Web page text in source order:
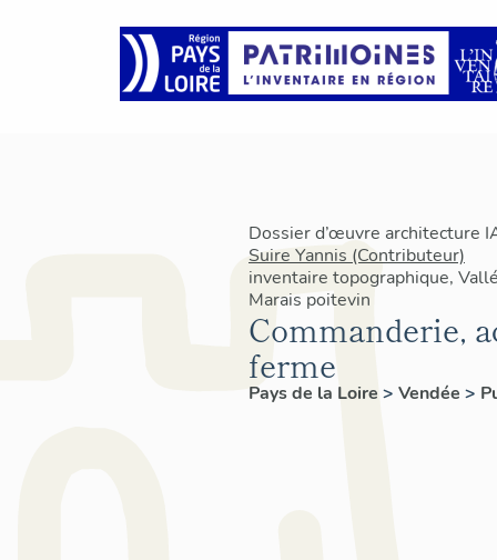
Dossier d’œuvre architecture
Suire Yannis (Contributeur)
inventaire topographique,
Marais poitevin
Commanderie,
ferme
Pays de la Loire > Vendée >